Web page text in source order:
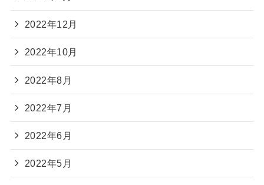
2022年12月
2022年10月
2022年8月
2022年7月
2022年6月
2022年5月